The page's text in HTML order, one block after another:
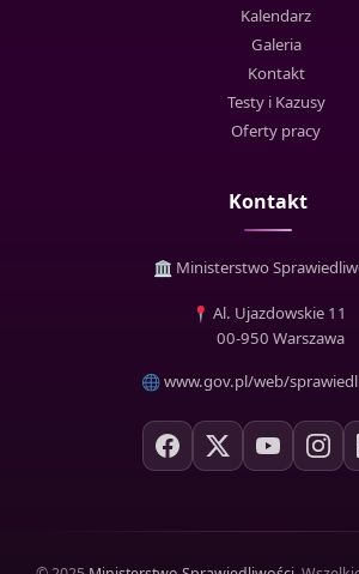
Kalendarz
Galeria
Kontakt
Testy i Kazusy
Oferty pracy
Kontakt
Ministerstwo
Al. Ujazdowskie 11
00-950 Warszawa
www.gov.pl/web/